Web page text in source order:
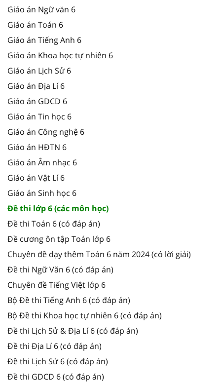
Giáo án Ngữ văn 6
Giáo án Toán 6
Giáo án Tiếng Anh 6
Giáo án Khoa học tự nhiên 6
Giáo án Lịch Sử 6
Giáo án Địa Lí 6
Giáo án GDCD 6
Giáo án Tin học 6
Giáo án Công nghệ 6
Giáo án HĐTN 6
Giáo án Âm nhạc 6
Giáo án Vật Lí 6
Giáo án Sinh học 6
Đề thi lớp 6 (các môn học)
Đề thi Toán 6 (có đáp án)
Đề cương ôn tập Toán lớp 6
Chuyên đề dạy thêm Toán 6 năm 2024 (có lời giải)
Đề thi Ngữ Văn 6 (có đáp án)
Chuyên đề Tiếng Việt lớp 6
Bộ Đề thi Tiếng Anh 6 (có đáp án)
Bộ Đề thi Khoa học tự nhiên 6 (có đáp án)
Đề thi Lịch Sử & Địa Lí 6 (có đáp án)
Đề thi Địa Lí 6 (có đáp án)
Đề thi Lịch Sử 6 (có đáp án)
Đề thi GDCD 6 (có đáp án)